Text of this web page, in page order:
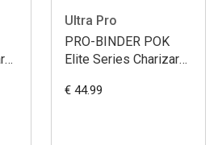
Ultra Pro
PRO-BINDER POK
Elite Series Charizard
€ 44.99